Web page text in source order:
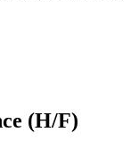
(H/F)